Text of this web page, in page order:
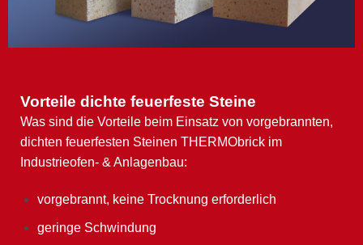
Vorteile dichte feuerfeste Steine
Was sind die Vorteile beim Einsatz von vorgebrannten,
dichten feuerfesten Steinen THERMObrick im
Industrieofen- & Anlagenbau:
vorgebrannt, keine Trocknung erforderlich
geringe Schwindung